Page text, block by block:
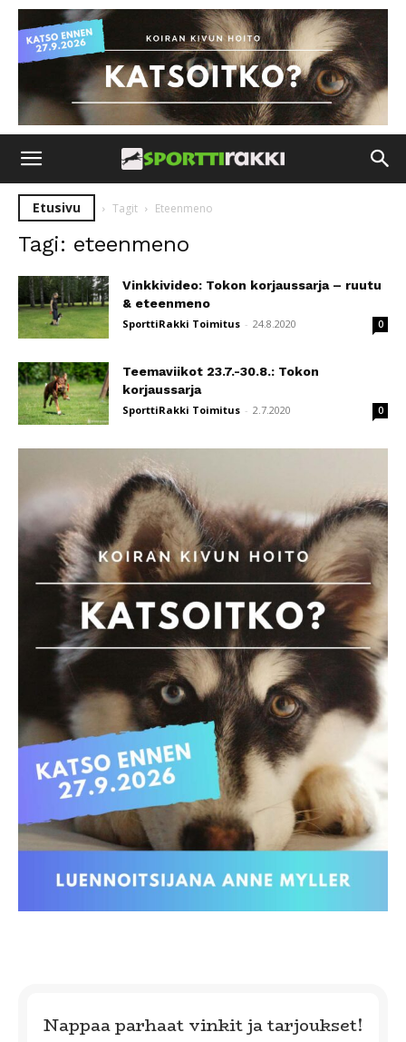
Etusivu Tagit Eteenmeno
Tagi: eteenmeno
Vinkkivideo: Tokon korjaussarja – ruutu
& eteenmeno
SporttiRakki Toimitus - 24.8.2020 0
Teemaviikot 23.7.-30.8.: Tokon
korjaussarja
SporttiRakki Toimitus - 2.7.2020 0
Nappaa parhaat vinkit ja tarjoukset!